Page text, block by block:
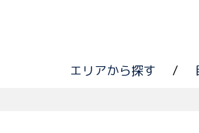
エリアから探す /